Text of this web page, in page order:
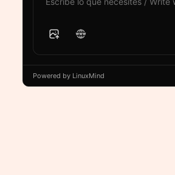
Powered by LinuxMind